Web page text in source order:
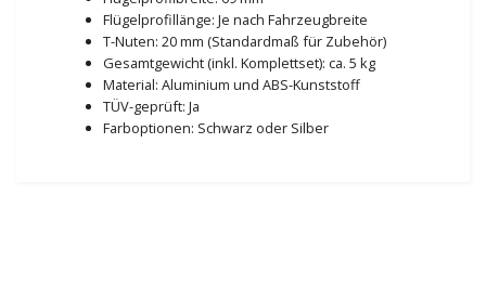
Flügelprofillänge: Je nach Fahrzeugbreite
T-Nuten: 20 mm (Standardmaß für Zubehör)
Gesamtgewicht (inkl. Komplettset): ca. 5 kg
Material: Aluminium und ABS-Kunststoff
TÜV-geprüft: Ja
Farboptionen: Schwarz oder Silber